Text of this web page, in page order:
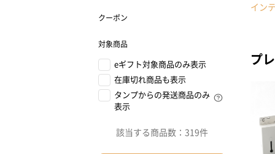
クーポン
対象商品
eギフト対象商品のみ表示
在庫切れ商品も表示
タンプからの発送商品のみ
表示
該当する商品数： 319件
イン
プ